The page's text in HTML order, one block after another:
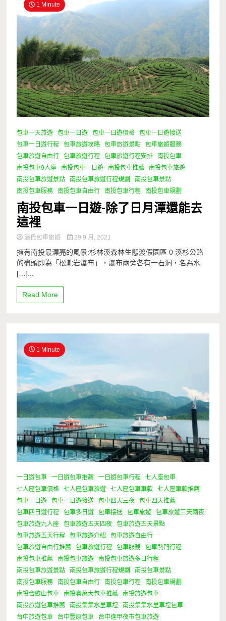
1 Minute
包車一天旅遊 包車一日遊 包車一日遊價格
包車一日遊接送
包車一日遊行程
包車旅遊攻略 包車旅遊景點
包車旅遊服務
包車旅遊自由行
包車旅遊行程 包車旅遊行程安排
南投包車
南投包車9人座
南投包車一日遊 南投包車推薦
南投包車旅遊
南投包車旅遊景點
南投包車旅遊行程規劃
南投包車景點
南投包車服務
南投包車自由行 南投包車行程 南投包車規劃
南投包車一日遊-除了日月潭還能去
這裡
潘氏包車旅遊 29 9 月, 2021
擁有南投最漂亮的風景:杉林溪森林生態渡假園區 0 溪杉公路
的盡頭即為「松瀧岩瀑布」，瀑布兩旁各有一石洞，名為水
[…]...
Read More
1 Minute
一日遊包車 一日遊包車推薦 一日遊包車行程
七人座包車
七人座包車價格
七人座包車旅遊 七人座包車車款
七人座車款推薦
包車一日遊
包車一日遊接送 包車四天三夜
包車四天推薦
包車四日遊行程
包車多日遊 包車接送 包車旅遊
包車旅遊三天兩夜
包車旅遊九人座
包車旅遊五天四夜
包車旅遊五天景點
包車旅遊五天行程
包車旅遊介紹
包車旅遊自由行
包車旅遊自由行推薦
包車旅遊行程 包車服務
包車熱門行程
南投包車推薦
南投包車旅遊
南投包車旅遊多日行程
南投包車旅遊景點
南投包車旅遊行程規劃
南投包車景點
南投包車服務
南投包車自由行 南投包車行程
南投包車規劃
南投合歡山包車
南投奧萬大包車推薦
南投旅遊包車
南投旅遊包車推薦
南投集集水里車埕
南投集集水里車埕包車
台中旅遊包車
台中豐原包車
台中逢甲夜市包車旅遊